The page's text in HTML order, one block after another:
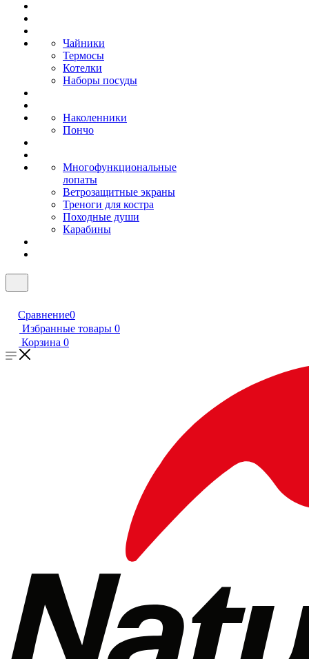
Чайники
Термосы
Котелки
Наборы посуды
Наколенники
Пончо
Многофункциональные
лопаты
Ветрозащитные экраны
Треноги для костра
Походные души
Карабины
Сравнение0
Избранные товары 0
Корзина 0